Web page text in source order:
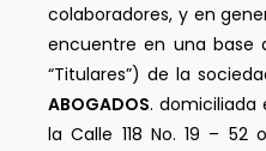
colaboradores, y en
encuentre en una base
“Titulares”) de la
ABOGADOS. domiciliada
la Calle 118 No. 19 –